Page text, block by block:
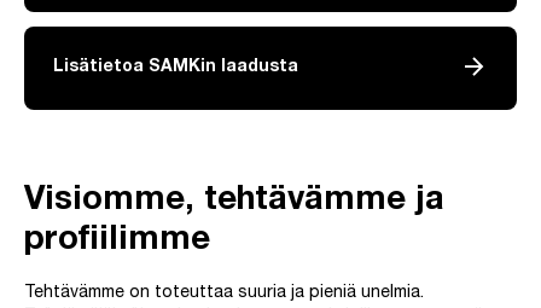
Lisätietoa SAMKin laadusta arrow_forward
Visiomme, tehtävämme ja
profiilimme
Tehtävämme on toteuttaa suuria ja pieniä unelmia.